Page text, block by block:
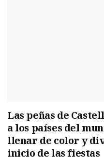
Las peñas de
a los países del
llenar de color y
inicio de las fiestas